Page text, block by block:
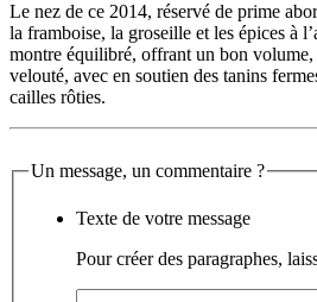
Le nez de ce 2014, réservé de prime
la framboise, la groseille et les épices à
montre équilibré, offrant un bon
velouté, avec en soutien des tanins
cailles rôties.
Un message, un commentaire ?
Texte de votre message
Pour créer des paragraphes,